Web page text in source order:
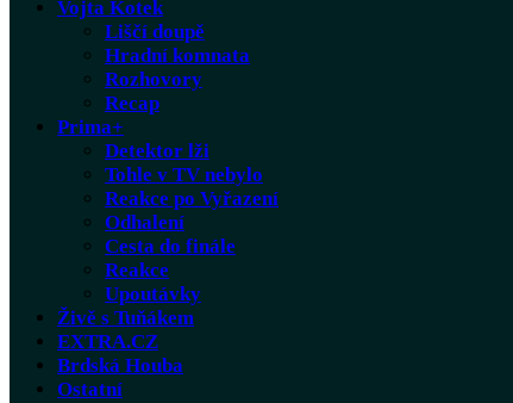
Vojta Kotek
Liščí doupě
Hradní komnata
Rozhovory
Recap
Prima+
Detektor lži
Tohle v TV nebylo
Reakce po Vyřazení
Odhalení
Cesta do finále
Reakce
Upoutávky
Živě s Tuňákem
EXTRA.CZ
Brdská Houba
Ostatní